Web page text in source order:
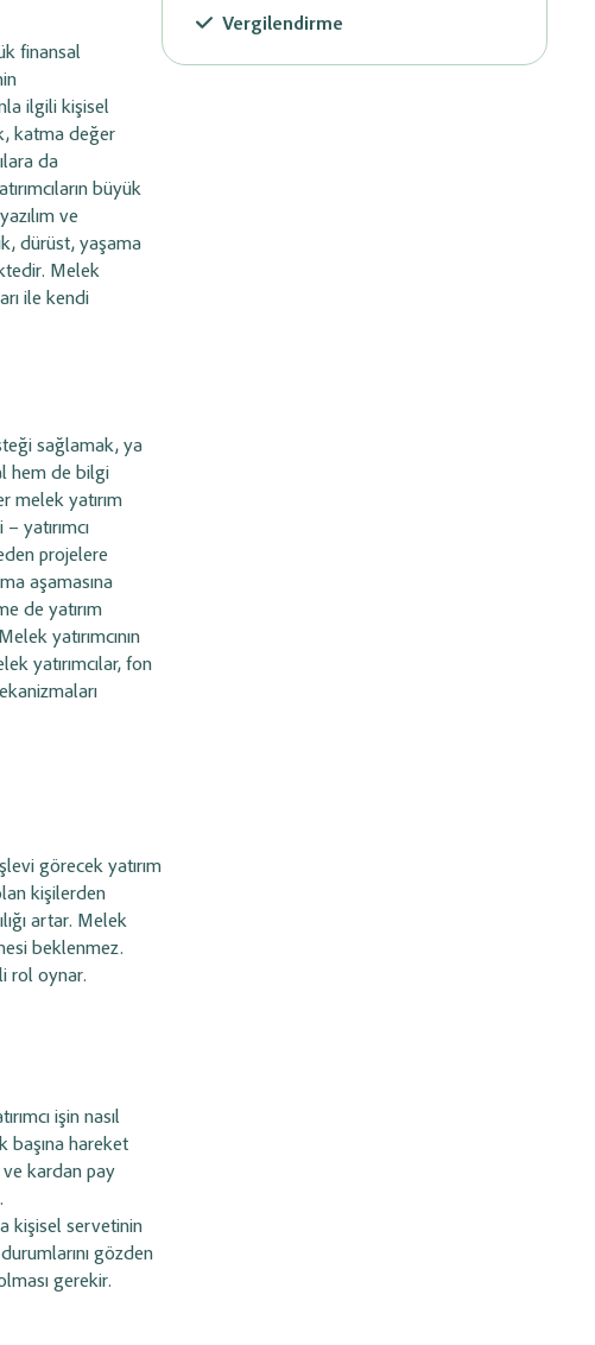
finansal
ilgili kişisel
katma değer
da
büyük
ve
dürüst, yaşama
Melek
ile kendi
sağlamak, ya
hem de bilgi
melek yatırım
yatırımcı
projelere
aşamasına
de yatırım
yatırımcının
yatırımcılar, fon
görecek yatırım
kişilerden
artar. Melek
beklenmez.
rol oynar.
işin nasıl
başına hareket
kardan pay
kişisel servetinin
gözden
gerekir.
Vergilendirme